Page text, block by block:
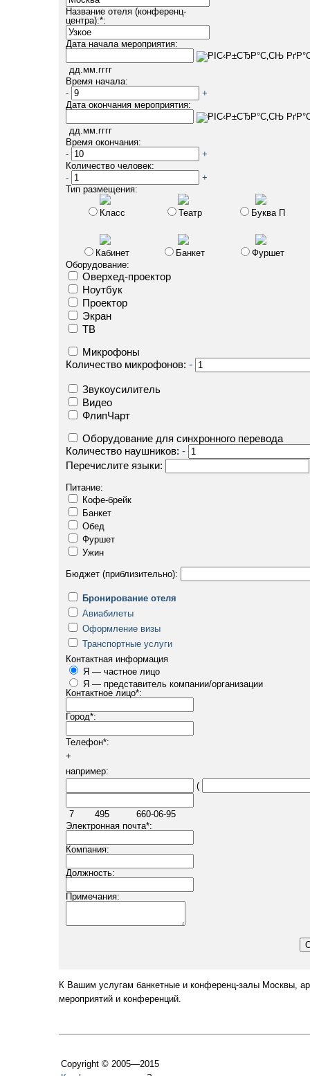
Название отеля (конференц-
центра):*:
Дата начала мероприятия:
дд.мм.гггг
Время начала:
-
+
Дата окончания мероприятия:
дд.мм.гггг
Время окончания:
-
+
Количество человек:
-
+
Тип размещения:
Класс Театр Буква П
Кабинет Банкет
Фуршет
Оборудование:
Оверхед-проектор
Ноутбук
Проектор
Экран
ТВ
Микрофоны
Количество микрофонов: -
Звукоусилитель
Видео
ФлипЧарт
Оборудование для синхронного перевода
Количество наушников: -
Перечислите языки:
Питание:
Кофе-брейк
Банкет
Обед
Фуршет
Ужин
Бюджет (приблизительно):
Бронирование отеля
Авиабилеты
Оформление визы
Транспортные услуги
Контактная информация
Я — частное лицо
Я — представитель компании/организации
Контактное лицо*:
Город*:
Телефон*:
+
например:
(
7 495
660-06-95
Электронная почта*:
Компания:
Должность:
Примечания:
К Вашим услугам банкетные и конференц-залы Москвы,
мероприятий и конференций.
Copyright © 2005—2015